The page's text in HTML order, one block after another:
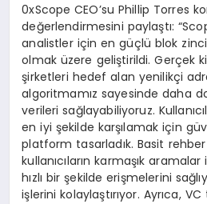
0xScope CEO’su Phillip Torres
değerlendirmesini paylaştı:
analistler için en güçlü blok
olmak üzere geliştirildi. Gerçek
şirketleri hedef alan yenilikçi
algoritmamız sayesinde daha
verileri sağlayabiliyoruz.
en iyi şekilde karşılamak için
platform tasarladık. Basit
kullanıcıların karmaşık
hızlı bir şekilde erişmelerini
işlerini kolaylaştırıyor. Ayrıca,